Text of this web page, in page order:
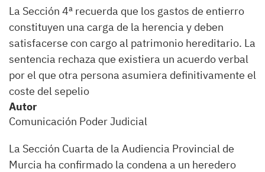
La Sección 4ª recuerda que los gastos de entierro
constituyen una carga de la herencia y deben
satisfacerse con cargo al patrimonio hereditario. La
sentencia rechaza que existiera un acuerdo verbal
por el que otra persona asumiera definitivamente el
coste del sepelio
Autor
Comunicación Poder Judicial
La Sección Cuarta de la Audiencia Provincial de
Murcia ha confirmado la condena a un heredero